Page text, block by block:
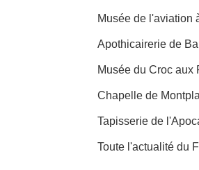
Musée de l'aviation
Apothicairerie de
Musée du Croc aux
Chapelle de
Tapisserie de
Toute l'actualité du